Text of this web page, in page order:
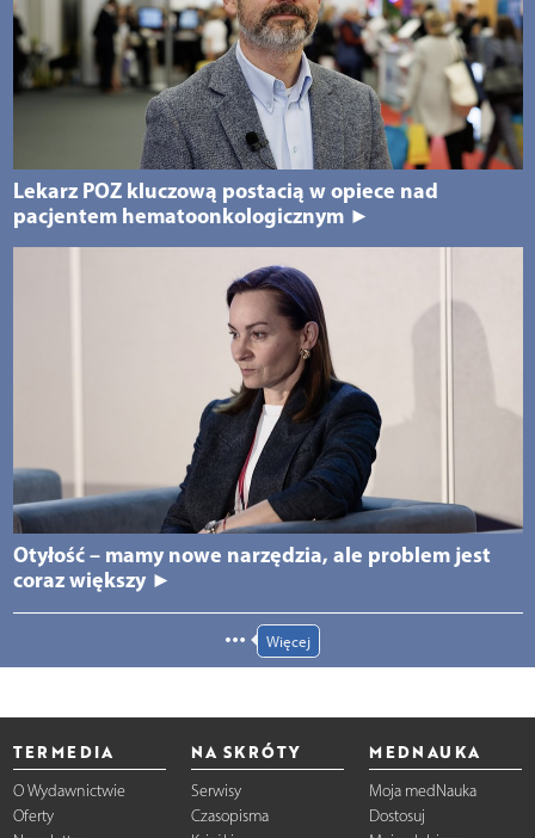
Lekarz POZ kluczową postacią w opiece nad
pacjentem hematoonkologicznym ►
Otyłość – mamy nowe narzędzia, ale problem jest
coraz większy ►
Więcej
TERMEDIA
O Wydawnictwie
Oferty
NA SKRÓTY
Serwisy
Czasopisma
MEDNAUKA
Moja medNauka
Dostosuj